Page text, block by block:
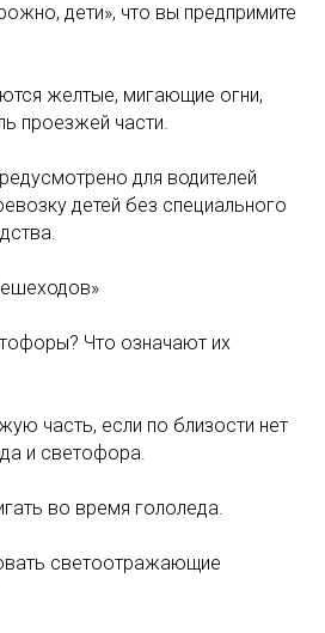
дети», что вы предпримите
желтые, мигающие огни,
проезжей части.
для водителей
детей без специального
Что означают их
часть, если по близости нет
и светофора.
во время гололеда.
светоотражающие